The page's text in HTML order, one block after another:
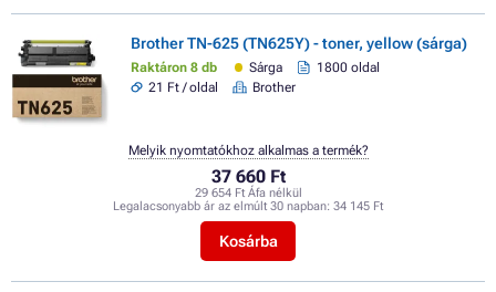
Brother TN-625 (TN625Y) - toner, yellow (sárga)
Raktáron 8 db Sárga
1800 oldal
21 Ft / oldal
Brother
37 660 Ft
29 654 Ft Áfa nélkül
Legalacsonyabb ár az elmúlt 30 napban: 34 145 Ft
Kosárba
Melyik nyomtatókhoz alkalmas a termék?